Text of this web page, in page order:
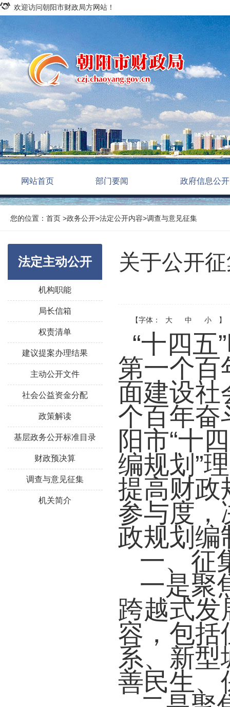
欢迎访问朝阳市财政局方网站！
网站首页 部门要闻 政府信息公开
您的位置： 首页 >政务公开>法定公开内容>调查与意见征集
法定主动公开
机构职能
局长信箱
权责清单
建议提案办理结果
主动公开文件
社会公益资金分配
政策解读
基层政务公开标准目录
财政预决算
调查与意见征集
机关简介
关于公开
【字体： 大 中 小 】
“十四五
第一个百
面建设社
个百年奋
阳市“十
编规划”
提高财政
参与度，
政规划编
一、征
一是聚
跨越式发
容，包括
系、新
善民生、